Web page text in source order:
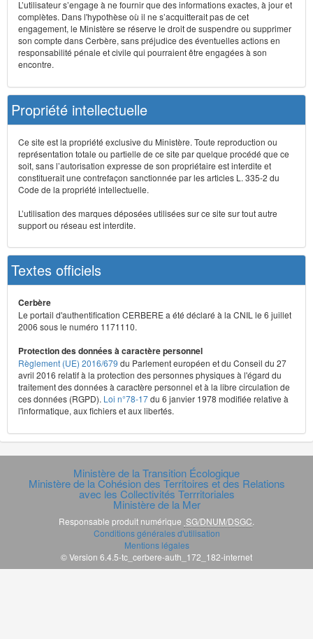
L’utilisateur s’engage à ne fournir que des informations exactes, à jour et
complètes. Dans l'hypothèse où il ne s’acquitterait pas de cet
engagement, le Ministère se réserve le droit de suspendre ou supprimer
son compte dans Cerbère, sans préjudice des éventuelles actions en
responsabilité pénale et civile qui pourraient être engagées à son
encontre.
Propriété intellectuelle
Ce site est la propriété exclusive du Ministère. Toute reproduction ou
représentation totale ou partielle de ce site par quelque procédé que ce
soit, sans l’autorisation expresse de son propriétaire est interdite et
constituerait une contrefaçon sanctionnée par les articles L. 335-2 du
Code de la propriété intellectuelle.
L’utilisation des marques déposées utilisées sur ce site sur tout autre
support ou réseau est interdite.
Textes officiels
Cerbère
Le portail d'authentification CERBERE a été déclaré à la CNIL le 6 juillet
2006 sous le numéro 1171110.
Protection des données à caractère personnel
Règlement (UE) 2016/679 du Parlement européen et du Conseil du 27
avril 2016 relatif à la protection des personnes physiques à l'égard du
traitement des données à caractère personnel et à la libre circulation de
ces données (RGPD). Loi n°78-17du 6 janvier 1978 modifiée relative à
l'informatique, aux fichiers et aux libertés.
Ministère de la Transition Écologique
Ministère de la Cohésion des Territoires et des Relations
avec les Collectivités Terrritoriales
Ministère de la Mer
Responsable produit numérique SG/DNUM/DSGC
Conditions générales d'utilisation
Mentions légales
© Version 6.4.5-tc_cerbere-auth_172_182-internet